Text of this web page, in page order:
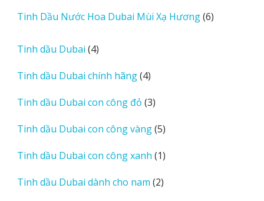
phẩm
Tinh Dầu Nước Hoa Dubai Mùi Xạ Hương 66
Tinh dầu Dubai 44
phẩm
Tinh dầu Dubai chính hãng 44
phẩm
Tinh dầu Dubai con công đỏ 33
phẩm
Tinh dầu Dubai con công vàng 55
phẩm
Tinh dầu Dubai con công xanh 11
phẩm
Tinh dầu Dubai dành cho nam 22